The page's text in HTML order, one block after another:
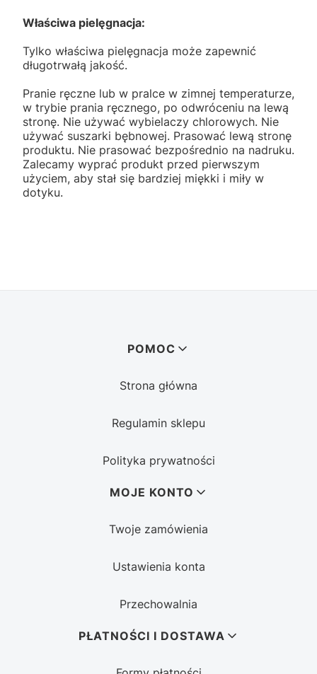
Właściwa pielęgnacja:
Tylko właściwa pielęgnacja może zapewnić
długotrwałą jakość.
Pranie ręczne lub w pralce w zimnej temperaturze,
w trybie prania ręcznego, po odwróceniu na lewą
stronę. Nie używać wybielaczy chlorowych. Nie
używać suszarki bębnowej. Prasować lewą stronę
produktu. Nie prasować bezpośrednio na nadruku.
Zalecamy wyprać produkt przed pierwszym
użyciem, aby stał się bardziej miękki i miły w
dotyku.
POMOC
Strona główna
Regulamin sklepu
Polityka prywatności
MOJE KONTO
Twoje zamówienia
Ustawienia konta
Przechowalnia
PŁATNOŚCI I DOSTAWA